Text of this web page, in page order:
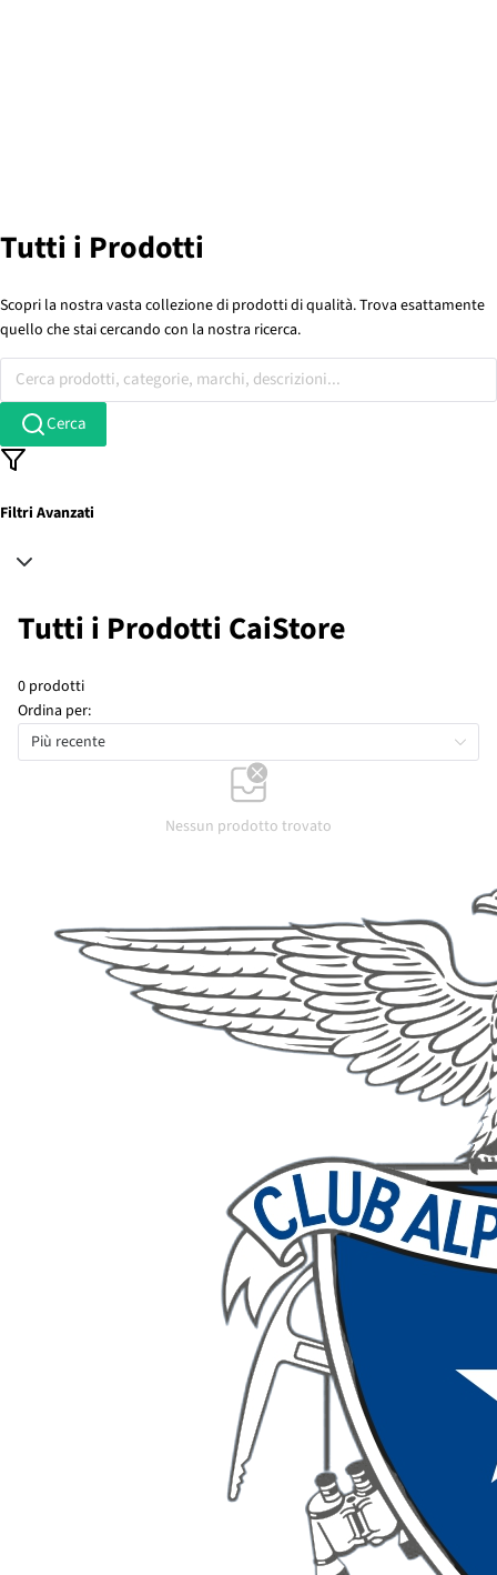
Tutti i Prodotti
Scopri la nostra vasta collezione di prodotti di qualità. Trova esattamente
quello che stai cercando con la nostra ricerca.
Cerca prodotti, categorie, marchi, descrizioni...
Cerca
Filtri Avanzati
Tutti i Prodotti CaiStore
0 prodotti
Ordina per:
Più recente
Nessun prodotto trovato